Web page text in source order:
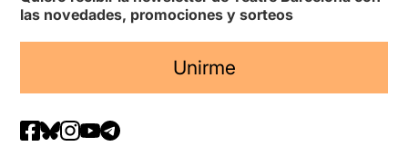
las novedades, promociones y sorteos
Unirme